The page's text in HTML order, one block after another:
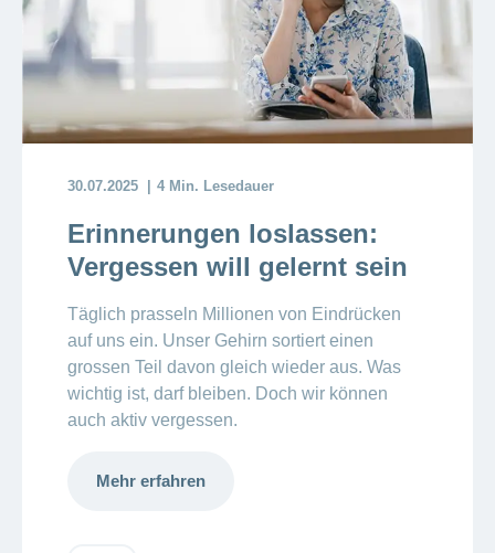
30.07.2025 4 Min. Lesedauer
Erinnerungen loslassen:
Vergessen will gelernt sein
Täglich prasseln Millionen von Eindrücken
auf uns ein. Unser Gehirn sortiert einen
grossen Teil davon gleich wieder aus. Was
wichtig ist, darf bleiben. Doch wir können
auch aktiv vergessen.
Mehr erfahren